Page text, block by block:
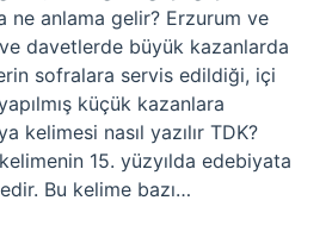
ne anlama gelir? Erzurum ve
davetlerde büyük kazanlarda
sofralara servis edildiği, içi
küçük kazanlara
kelimesi nasıl yazılır TDK?
15. yüzyılda edebiyata
Bu kelime bazı…